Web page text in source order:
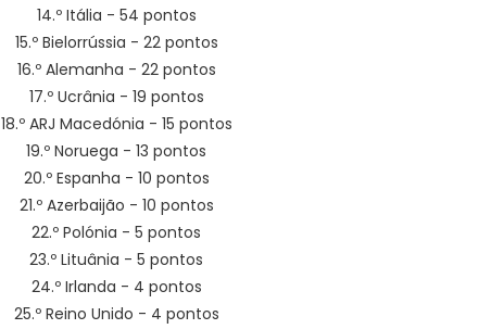
14.º Itália - 54 pontos
15.º Bielorrússia - 22 pontos
16.º Alemanha - 22 pontos
17.º Ucrânia - 19 pontos
18.º ARJ Macedónia - 15 pontos
19.º Noruega - 13 pontos
20.º Espanha - 10 pontos
21.º Azerbaijão - 10 pontos
22.º Polónia - 5 pontos
23.º Lituânia - 5 pontos
24.º Irlanda - 4 pontos
25.º Reino Unido - 4 pontos